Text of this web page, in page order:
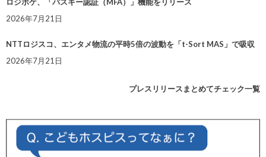
ロジポケ、「パスキー認証（MFA）」機能をリリース
2026年7月21日
NTTロジスコ、エンタメ物流の平時5倍の波動を「t-Sort MAS」で吸収
2026年7月21日
プレスリリースまとめてチェック一覧